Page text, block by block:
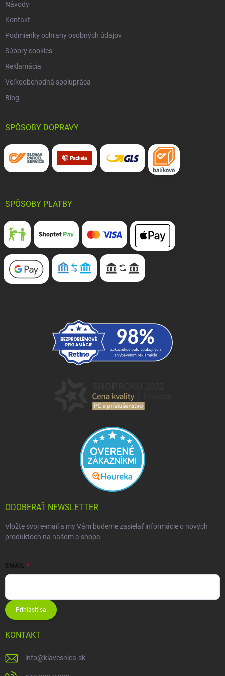
Návody
Kontakt
Podmienky ochrany osobných údajov
Súbory cookies
Reklamácia
Veľkoobchodná spolupráca
Blog
SPÔSOBY DOPRAVY
SPÔSOBY PLATBY
ODOBERAŤ NEWSLETTER
Vložte svoj e-mail a my Vám budeme zasielať informácie o nových
produktoch na našom e-shope.
EMAIL
Prihlásiť sa
KONTAKT
info@klavesnica.sk